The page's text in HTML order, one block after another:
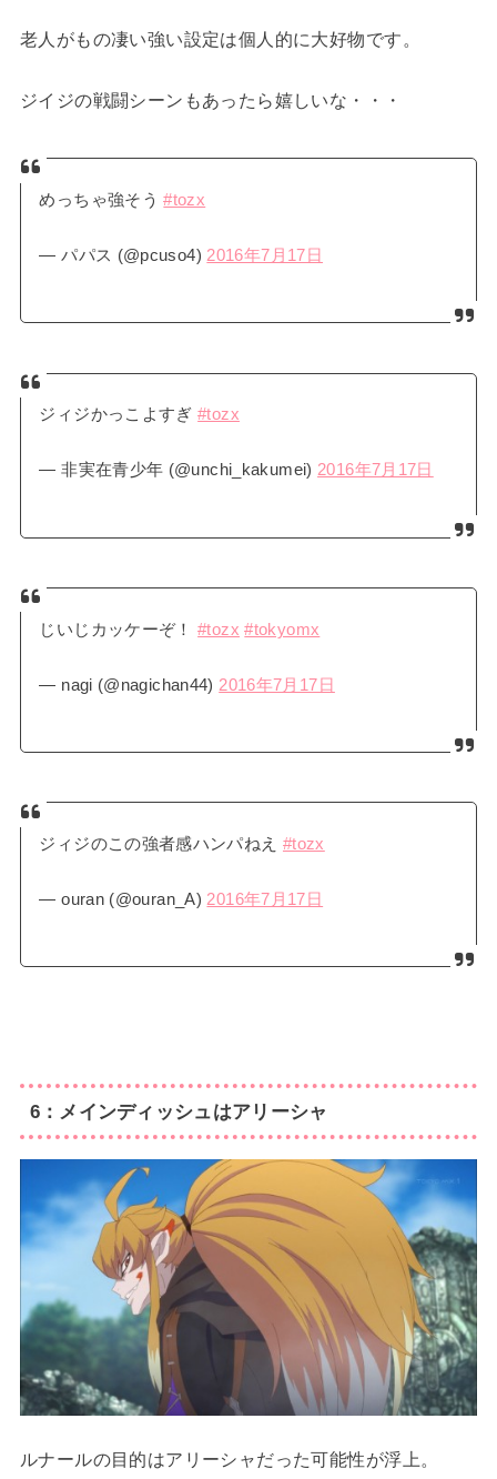
老人がもの凄い強い設定は個人的に大好物です。
ジイジの戦闘シーンもあったら嬉しいな・・・
めっちゃ強そう#tozx
— パパス (@pcuso4) 2016年7月17日
ジィジかっこよすぎ#tozx
— 非実在青少年 (@unchi_kakumei)2016年7月17日
じいじカッケーぞ！#tozx #tokyomx
— nagi (@nagichan44) 2016年7月17日
ジィジのこの強者感ハンパねえ #tozx
— ouran (@ouran_A) 2016年7月17日
6：メインディッシュはアリーシャ
ルナールの目的はアリーシャだった可能性が浮上。